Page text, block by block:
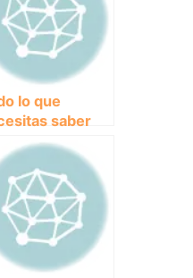
lo que
saber
los
perros